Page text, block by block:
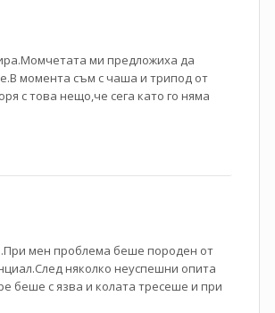
ми предложиха да
момента съм с чаша и трипод от
с това нещо,че сега като го няма
мен проблема беше породен от
няколко неуспешни опита
беше с язва и колата тресеше и при